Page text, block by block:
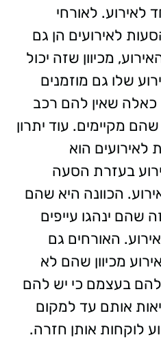
לאירוע. לאורחי
לאירועים הן גם
מכיוון שזה יכול
שלו גם מוזמנים
כאלה שאין להם רכב
מקיימים. עוד יתרון
לאירועים הוא
בעזרת הסעה
הכוונה היא שהם
שהם ינהגו עייפים
האורחים גם
מכיוון שהם לא
בעצמם כי יש להם
אותם עד למקום
לוקחות אותן חזרה.